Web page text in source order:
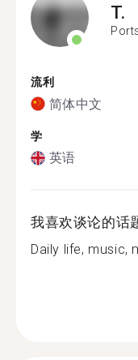
T.
流利
简体中文
学
英语
我喜欢谈论的话
Daily life, music,